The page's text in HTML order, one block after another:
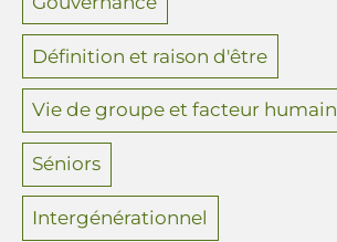
Définition et raison d'être
Vie de groupe et facteur humain
Séniors
Intergénérationnel